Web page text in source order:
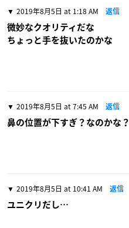
2019年8月5日 at 1:18 AM 返信
微妙なクオリティだな
ちょっと手を抜いたのかな
2019年8月5日 at 7:45 AM 返信
鼻の位置が下すぎ？なのかな？
2019年8月5日 at 10:41 AM 返信
ユニクリだし…